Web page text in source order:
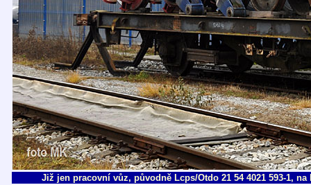
Již jen pracovní vůz, původně Lcps/Otdo 21 54 4021 593-1,